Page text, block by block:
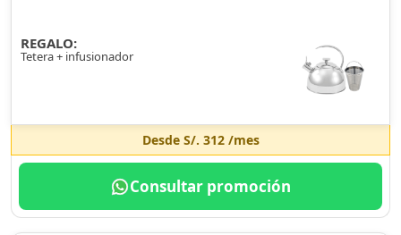
REGALO:
Tetera + infusionador
Desde S/. 312/mes
Consultar promoción